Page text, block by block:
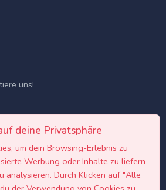
uns!
deine Privatsphäre
um dein Browsing-Erlebnis zu
Werbung oder Inhalte zu liefern
analysieren. Durch Klicken auf "Alle